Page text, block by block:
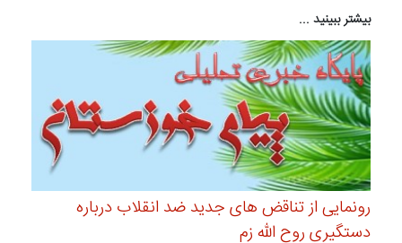
بیشتر ببینید ...
رونمایی از تناقض های جدید ضد انقلاب درباره
دستگیری روح الله زم